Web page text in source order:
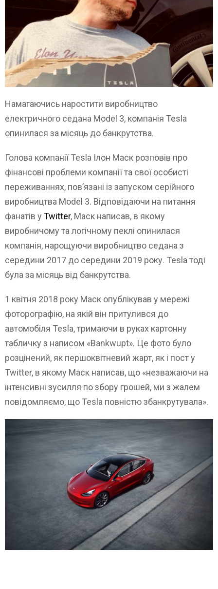
Намагаючись наростити виробництво
електричного седана Model 3, компанія Tesla
опинилася за місяць до банкрутства.
Голова компанії Tesla Ілон Маск розповів про
фінансові проблеми компанії та свої особисті
переживаннях, пов’язані із запуском серійного
виробництва Model 3. Відповідаючи на питання
фанатів у Twitter, Маск написав, в якому
виробничому та логічному пеклі опинилася
компанія, нарощуючи виробництво седана з
середини 2017 до середини 2019 року. Tesla тоді
була за місяць від банкрутства.
1 квітня 2018 року Маск опублікував у мережі
фоторографію, на якій він притулився до
автомобіля Tesla, тримаючи в руках картонну
табличку з написом «Bankwupt». Це фото було
розцінений, як першоквітневий жарт, як і пост у
Twitter, в якому Маск написав, що «незважаючи на
інтенсивні зусилля по збору грошей, ми з жалем
повідомляємо, що Tesla повністю збанкрутувала».